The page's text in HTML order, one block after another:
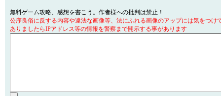
無料ゲーム攻略、感想を書こう。作者様への批判は禁止！
公序良俗に反する内容や違法な画像等、法にふれる画像のアップには気をつけ
ありましたらIPアドレス等の情報を警察まで開示する事があります